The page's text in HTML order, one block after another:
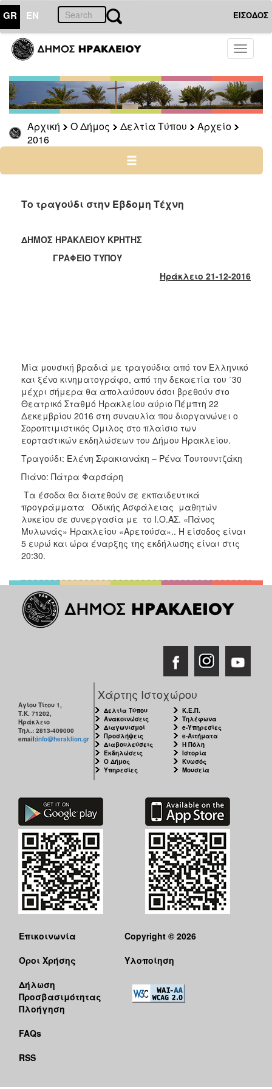
GR EN ΕΙΣΟΔΟΣ
Toggle
Αρχική Ο Δήμος Δελτία Τύπου
Αρχείο
2016
ΔΗΜΟΣ
Δελτία
Τύπου
Αρχείο
2026
2025
2022
2020
2019
2012
2011
2010
2006
ΠΟΛΙΤΙΣΜΟΣ
ΑΝΘΕΚΤΙΚΗ
ΠΟΛΗ
Το τραγούδι στην Έβδομη Τέχνη
ΔΗΜΟΣ ΗΡΑΚΛΕΙΟΥ ΚΡΗΤΗΣ
ΓΡΑΦΕΙΟ ΤΥΠΟΥ
Ηράκλειο 21-12-2016
Μία μουσική βραδιά με τραγούδια από τον Ελληνικό
και ξένο κινηματογράφο, από την δεκαετία του ΄30
μέχρι σήμερα θα απολαύσουν όσοι βρεθούν στο
Θεατρικό Σταθμό Ηρακλείου αύριο Πέμπτη 22
Δεκεμβρίου 2016 στη συναυλία που διοργανώνει ο
Σοροπτιμιστικός Όμιλος στο πλαίσιο των
εορταστικών εκδηλώσεων του Δήμου Ηρακλείου.
Τραγούδι: Ελένη Σφακιανάκη – Ρένα Τουτουντζάκη
Πιάνο: Πάτρα Φαρσάρη
Τα έσοδα θα διατεθούν σε εκπαιδευτικά
προγράμματα Οδικής Ασφάλειας μαθητών
λυκείου σε συνεργασία με το Ι.Ο.ΑΣ. «Πάνος
Μυλωνάς» Ηρακλείου «Αρετούσα».. Η είσοδος είναι
5 ευρώ και ώρα έναρξης της εκδήλωσης είναι στις
20:30.
Αγίου Τίτου 1,
Τ.Κ. 71202,
Ηράκλειο
Τηλ.: 2813-409000
email:info@heraklion.gr
Χάρτης Ιστοχώρου
Δελτία Τύπου
Ανακοινώσεις
Διαγωνισμοί
Προσλήψεις
Διαβουλεύσεις
Εκδηλώσεις
Ο Δήμος
Υπηρεσίες
Κ.Ε.Π.
Τηλέφωνα
e-Υπηρεσίες
e-Αιτήματα
Η Πόλη
Ιστορία
Κνωσός
Μουσεία
Επικοινωνία
Όροι Χρήσης
Δήλωση
Προσβασιμότητας
Πλοήγηση
FAQs
RSS
Copyright © 2026
Υλοποίηση